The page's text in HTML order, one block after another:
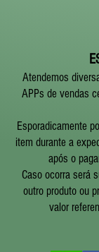
​Atendemos
APPs de vendas
Esporadicamente
item durante a
após o
Caso ocorra será
outro produto ou
valor